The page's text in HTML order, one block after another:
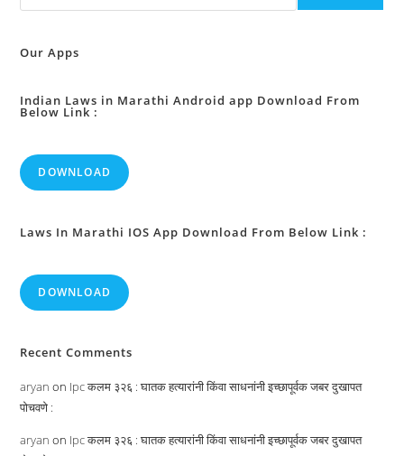
Our Apps
Indian Laws in Marathi Android app Download From
Below Link :
DOWNLOAD
Laws In Marathi IOS App Download From Below Link :
DOWNLOAD
Recent Comments
aryan on Ipc कलम ३२६ : घातक हत्यारांनी किंवा साधनांनी इच्छापूर्वक जबर दुखापत
पोचवणे :
aryan on Ipc कलम ३२६ : घातक हत्यारांनी किंवा साधनांनी इच्छापूर्वक जबर दुखापत